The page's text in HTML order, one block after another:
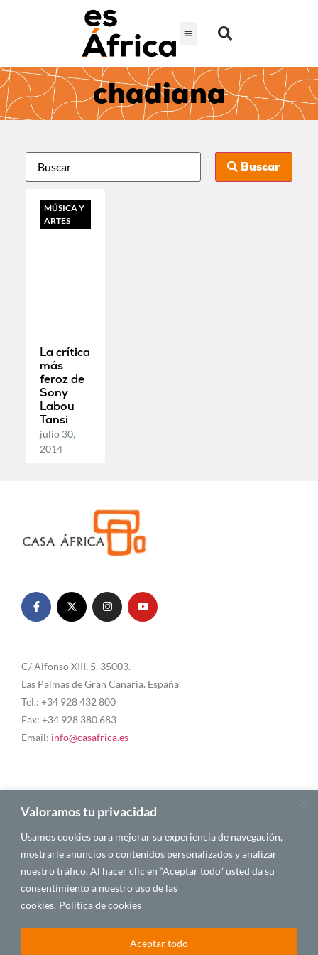
Valoramos tu privacidad
Usamos cookies para mejorar su experiencia de navegación,
mostrarle anuncios o contenidos personalizados y analizar
nuestro tráfico. Al hacer clic en “Aceptar todo” usted da su
consentimiento a nuestro uso de las
cookies. Política de cookies
Aceptar todo
chadiana
Buscar
MÚSICA Y
ARTES
La crítica
más
feroz de
Sony
Labou
Tansi
julio 30,
2014
C/ Alfonso XIII, 5. 35003.
Las Palmas de Gran Canaria. España
Tel.: +34 928 432 800
Fax: +34 928 380 683
Email: info@casafrica.es
Blog
Quiénes somos
Autores
Español